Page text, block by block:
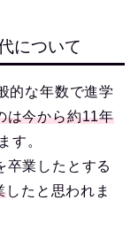
について
的な年数で進学
は今から約11年
す。
卒業したとする
したと思われま